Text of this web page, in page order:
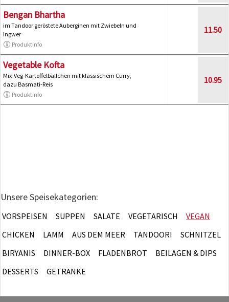
Bengan Bhartha
im Tandoor geröstete Auberginen mit Zwiebeln und
Ingwer
Produktinfo
11.50
Vegetable Kofta
Mix-Veg-Kartoffelbällchen mit klassischem Curry,
dazu Basmati-Reis
Produktinfo
10.95
Unsere Speisekategorien:
VORSPEISEN SUPPEN SALATE VEGETARISCH
VEGAN
CHICKEN
LAMM AUS DEM MEER TANDOORI
SCHNITZEL
BIRYANIS
DINNER-BOX FLADENBROT
BEILAGEN & DIPS
DESSERTS
GETRÄNKE